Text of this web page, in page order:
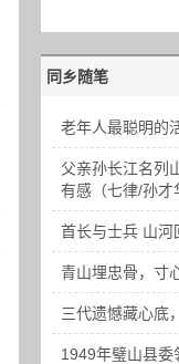
同乡随笔
老年人最聪明的
父亲孙长江名列
有感（七律/孙才
首长与士兵 山河
青山埋忠骨，寸
三代遗憾藏心底
1949年璧山县委